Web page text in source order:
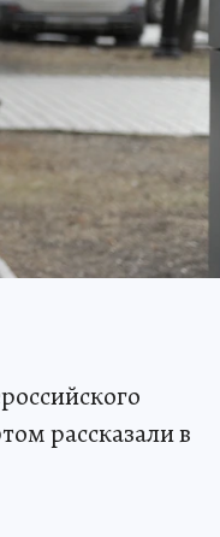
рассказали в